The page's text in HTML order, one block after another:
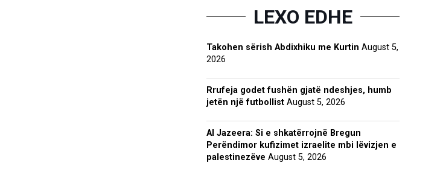
LEXO EDHE
Takohen sërish Abdixhiku me Kurtin August 5,
2026
Rrufeja godet fushën gjatë ndeshjes, humb
jetën një futbollist August 5, 2026
Al Jazeera: Si e shkatërrojnë Bregun
Perëndimor kufizimet izraelite mbi lëvizjen e
palestinezëve August 5, 2026